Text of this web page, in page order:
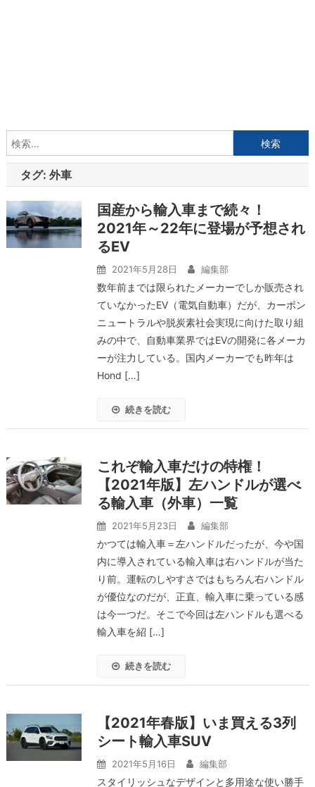
索:
タグ: 外車
国産から輸入車まで続々！
2021年～22年に登場が予想され
るEV
2021年5月28日 編集部
数年前までは限られたメーカーでしか販売され
ていなかったEV（電気自動車）だが、カーボン
ニュートラルや脱炭素社会実現に向けた取り組
みの中で、自動車業界ではEVの開発に各メーカ
ーが注力している。国内メーカーでも昨年は
Hond […]
続きを読む
これぞ輸入車だけの特権！
【2021年版】左ハンドルが選べ
る輸入車（外車）一覧
2021年5月23日 編集部
かつては輸入車＝左ハンドルだったが、今や国
内に導入されている輸入車は右ハンドルが当た
り前。運転のしやすさではもちろん右ハンドル
が優位なのだが、正直、輸入車に乗っている感
は今一つだ。そこで今回は左ハンドルも選べる
輸入車を紹 […]
続きを読む
【2021年春版】いま買える3列
シート輸入車SUV
2021年5月16日 編集部
スタイリッシュなデザインと多用途な使い勝手